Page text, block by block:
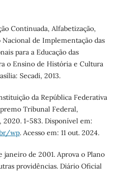
Continuada, Alfabetização,
de Implementação das
para a Educação das
o Ensino de História e Cultura
Secadi, 2013.
da República Federativa
Tribunal Federal,
2020. 1-583. Disponível em:
wp. Acesso em: 11 out. 2024.
janeiro de 2001. Aprova o Plano
providências. Diário Oficial